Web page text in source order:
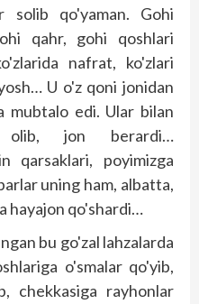
solib qo'yaman. Gohi
qahr, gohi qoshlari
nafrat, ko'zlari
U o'z qoni jonidan
mubtalo edi. Ular bilan
jon berardi…
qarsaklari, poyimizga
uning ham, albatta,
hayajon qo'shardi…
bu go'zal lahzalarda
o'smalar qo'yib,
chekkasiga rayhonlar